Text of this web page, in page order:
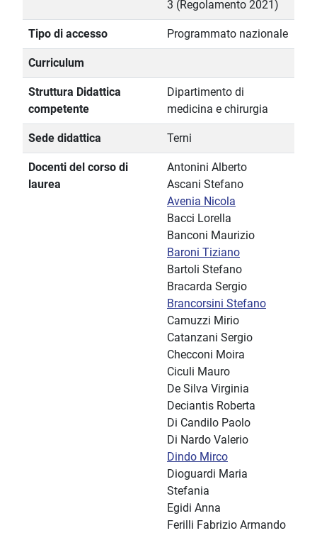
3 (Regolamento 2021)
Tipo di accesso Programmato nazionale
Curriculum
Struttura Didattica
competente
Dipartimento di
medicina e chirurgia
Sede didattica Terni
Docenti del corso di
laurea
Antonini Alberto
Ascani Stefano
Avenia Nicola
Bacci Lorella
Banconi Maurizio
Baroni Tiziano
Bartoli Stefano
Bracarda Sergio
Brancorsini Stefano
Camuzzi Mirio
Catanzani Sergio
Checconi Moira
Ciculi Mauro
De Silva Virginia
Deciantis Roberta
Di Candilo Paolo
Di Nardo Valerio
Dindo Mirco
Dioguardi Maria
Stefania
Egidi Anna
Ferilli Fabrizio Armando